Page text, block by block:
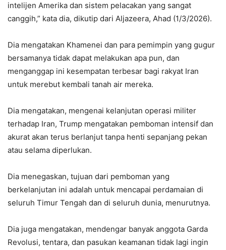
intelijen Amerika dan sistem pelacakan yang sangat
canggih,” kata dia, dikutip dari Aljazeera, Ahad (1/3/2026).
Dia mengatakan Khamenei dan para pemimpin yang gugur
bersamanya tidak dapat melakukan apa pun, dan
menganggap ini kesempatan terbesar bagi rakyat Iran
untuk merebut kembali tanah air mereka.
Dia mengatakan, mengenai kelanjutan operasi militer
terhadap Iran, Trump mengatakan pemboman intensif dan
akurat akan terus berlanjut tanpa henti sepanjang pekan
atau selama diperlukan.
Dia menegaskan, tujuan dari pemboman yang
berkelanjutan ini adalah untuk mencapai perdamaian di
seluruh Timur Tengah dan di seluruh dunia, menurutnya.
Dia juga mengatakan, mendengar banyak anggota Garda
Revolusi, tentara, dan pasukan keamanan tidak lagi ingin